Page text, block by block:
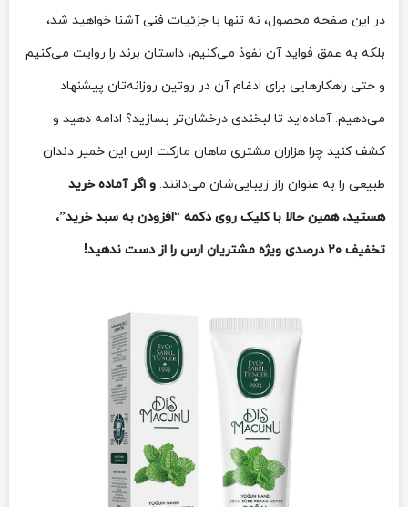
در این صفحه محصول، نه تنها با جزئیات فنی آشنا خواهید شد،
بلکه به عمق فواید آن نفوذ می‌کنیم، داستان برند را روایت می‌کنیم
و حتی راهکارهایی برای ادغام آن در روتین روزانه‌تان پیشنهاد
می‌دهیم. آماده‌اید تا لبخندی درخشان‌تر بسازید؟ ادامه دهید و
کشف کنید چرا هزاران مشتری ماهان مارکت ارس این خمیر دندان
طبیعی را به عنوان راز زیبایی‌شان می‌دانند. و اگر آماده خرید
هستید، همین حالا با کلیک روی دکمه “افزودن به سبد خرید”،
تخفیف ۲۰ درصدی ویژه مشتریان ارس را از دست ندهید!